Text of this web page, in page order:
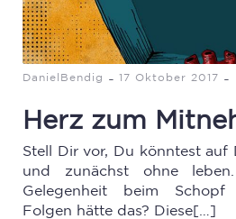
DanielBendig - 17 Oktober 2017 -
Herz zum
Stell Dir vor, Du könntest auf
und zunächst ohne
Gelegenheit beim Schopf
Folgen hätte das? Diese[…]